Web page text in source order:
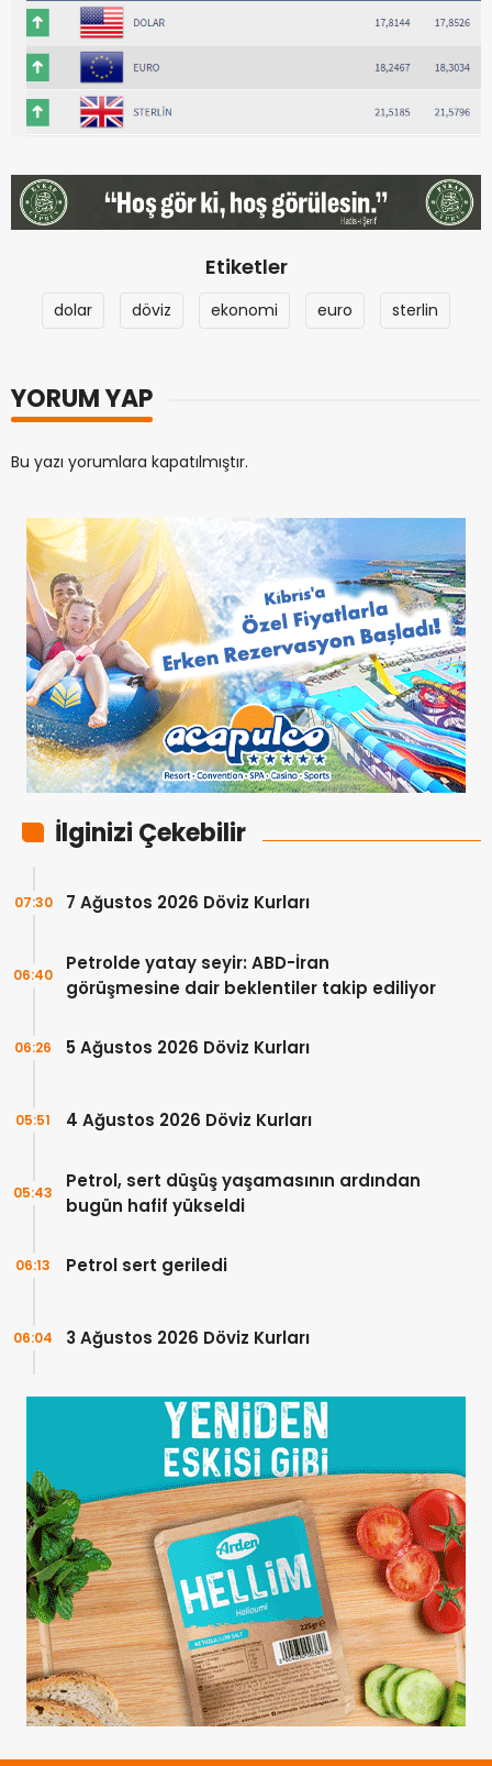
Etiketler
dolar döviz ekonomi euro sterlin
YORUM YAP
Bu yazı yorumlara kapatılmıştır.
İlginizi Çekebilir
7 Ağustos 2026 Döviz Kurları
07:30
Petrolde yatay seyir: ABD-İran
görüşmesine dair beklentiler takip ediliyor
06:40
5 Ağustos 2026 Döviz Kurları
06:26
4 Ağustos 2026 Döviz Kurları
05:51
Petrol, sert düşüş yaşamasının ardından
bugün hafif yükseldi
05:43
Petrol sert geriledi
06:13
3 Ağustos 2026 Döviz Kurları
06:04